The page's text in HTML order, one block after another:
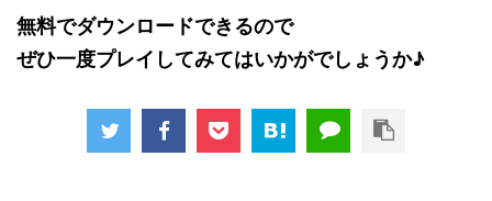
無料でダウンロードできるので
ぜひ一度プレイしてみてはいかがでしょうか♪